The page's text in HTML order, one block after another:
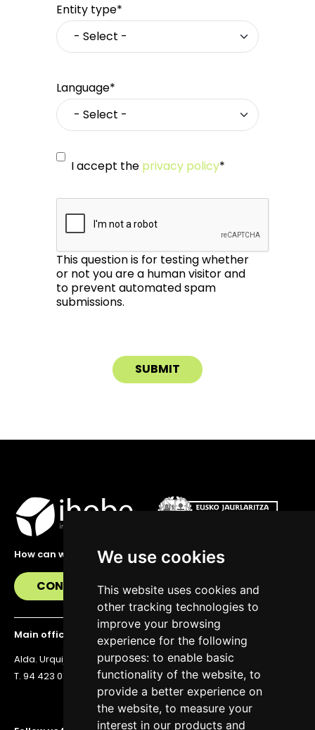
We use cookies
This website uses cookies and
other tracking technologies to
improve your browsing
experience for the following
purposes: to enable basic
functionality of the website, to
provide a better experience on
the website, to measure your
interest in our products and
Entity type*
Language*
I accept the privacy policy*
This question is for testing whether
or not you are a human visitor and
to prevent automated spam
submissions.
How can we help you?
CONTACT US
Main office
Alda. Urquijo 36, 6th floor, 48011 Bilbao
T. 94 423 07 43